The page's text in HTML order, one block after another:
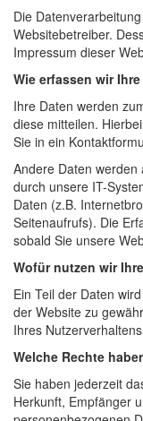
Die
Websitebetreiber.
Impressum dieser
Wie erfassen wir
Ihre Daten werden
diese mitteilen.
Sie in ein
Andere Daten
durch unsere IT-
Daten (z.B.
Seitenaufrufs). Die
sobald Sie unsere
Wofür nutzen wir
Ein Teil der Daten
der Website zu
Ihres
Welche Rechte
Sie haben jederzeit
Herkunft, Empfänger